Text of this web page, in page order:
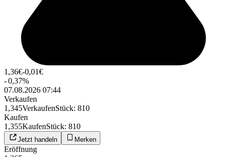
1,36€-0,01€
-0,37%
07.08.2026 07:44
Verkaufen
1,345VerkaufenStück: 810
Kaufen
1,355KaufenStück: 810
Jetzt handeln Merken
Eröffnung